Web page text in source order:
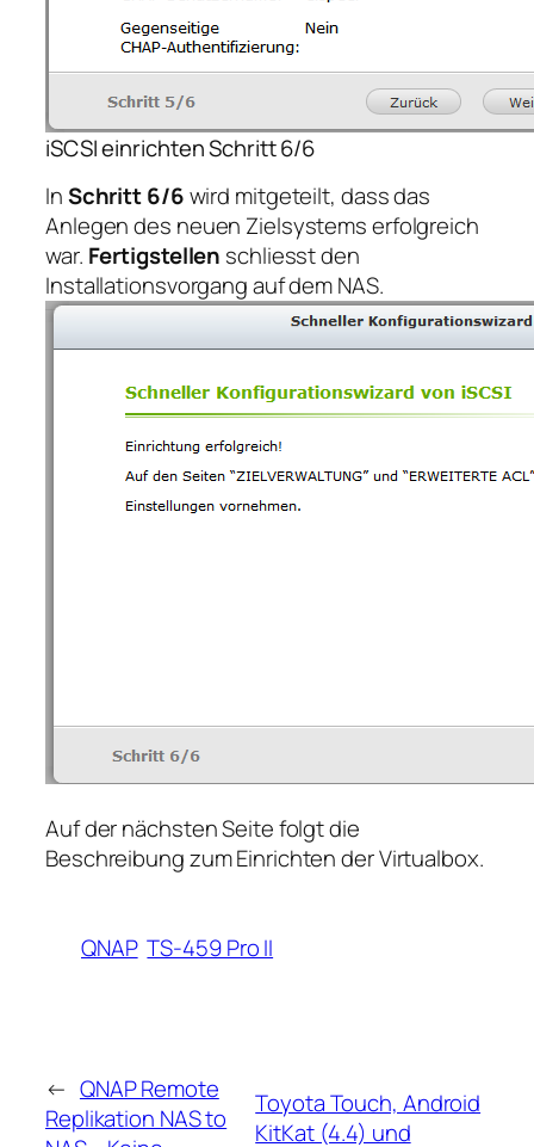
iSCSI einrichten Schritt 6/6
InSchritt 6/6wird mitgeteilt, dass das
Anlegen des neuen Zielsystems erfolgreich
war. Fertigstellen schliesst den
Installationsvorgang auf dem NAS.
Auf der nächsten Seite folgt die
Beschreibung zum Einrichten der Virtualbox.
QNAP TS-459 Pro II
← QNAP Remote
Replikation NAS to
Toyota Touch, Android
KitKat (4.4) und